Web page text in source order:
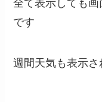
全て表示しても
です
週間天気も表示